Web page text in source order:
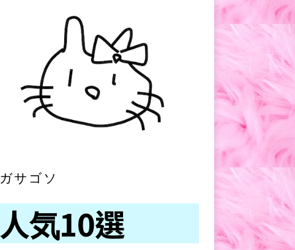
ガサゴソ
人気10選